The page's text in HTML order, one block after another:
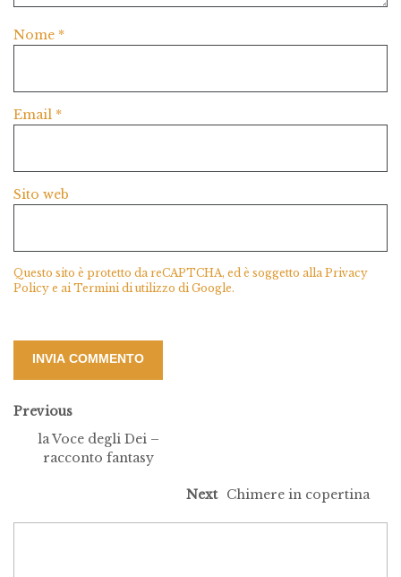
Nome *
Email *
Sito web
Questo sito è protetto da reCAPTCHA, ed è soggetto alla Privacy
Policy e ai Termini di utilizzo di Google.
Previous
la Voce degli Dei –
racconto fantasy
Next Chimere in copertina